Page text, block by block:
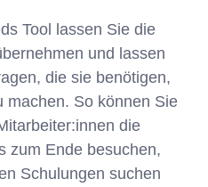
Tool lassen Sie die
und lassen
die sie benötigen,
machen. So können Sie
die
zum Ende besuchen,
Schulungen suchen